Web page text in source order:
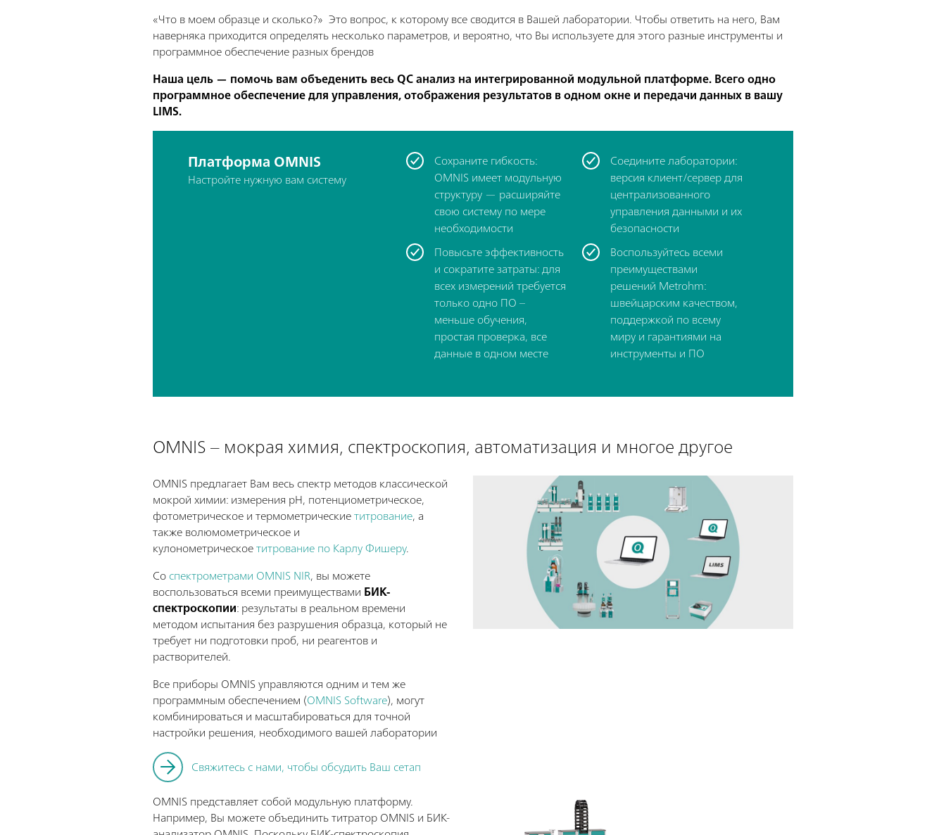
«Что в моем образце и сколько?» Это вопрос, к которому все сводится в Вашей лаборатории. Чтобы ответить на него, Вам
наверняка приходится определять несколько параметров, и вероятно, что Вы используете для этого разные инструменты и
программное обеспечение разных брендов
Наша цель — помочь вам объеденить весь QC анализ на интегрированной модульной платформе. Всего одно
программное обеспечение для управления, отображения результатов в одном окне и передачи данных в вашу
LIMS.
Платформа OMNIS
Настройте нужную вам систему
Сохраните гибкость:
OMNIS имеет модульную
структуру — расширяйте
свою систему по мере
необходимости
Соедините лаборатории:
версия клиент/сервер для
централизованного
управления данными и их
безопасности
Повысьте эффективность
и сократите затраты: для
всех измерений требуется
только одно ПО –
меньше обучения,
простая проверка, все
данные в одном месте
Воспользуйтесь всеми
преимуществами
решений Metrohm:
швейцарским качеством,
поддержкой по всему
миру и гарантиями на
инструменты и ПО
OMNIS – мокрая химия, спектроскопия, автоматизация и многое другое
OMNIS предлагает Вам весь спектр методов классической
мокрой химии: измерения pH, потенциометрическое,
фотометрическое и термометрическиетитрование, а
также волюмометрическое и
кулонометрическоетитрование по Карлу Фишеру.
Соспектрометрами OMNIS NIR, вы можете
воспользоваться всеми преимуществами БИК-
спектроскопии: результаты в реальном времени
методом испытания без разрушения образца, который не
требует ни подготовки проб, ни реагентов и
растворителей.
Все приборы OMNIS управляются одним и тем же
программным обеспечением (OMNIS Software), могут
комбинироваться и масштабироваться для точной
настройки решения, необходимого вашей лаборатории
Свяжитесь с нами, чтобы обсудить Ваш сетап
OMNIS представляет собой модульную платформу.
Например, Вы можете объединить титратор OMNIS и БИК-